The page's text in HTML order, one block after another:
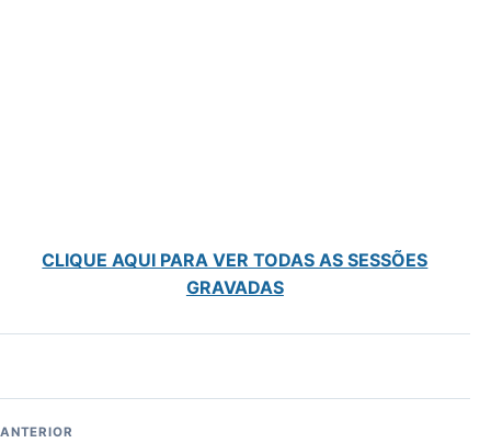
CLIQUE AQUI PARA VER TODAS AS SESSÕES
GRAVADAS
ANTERIOR